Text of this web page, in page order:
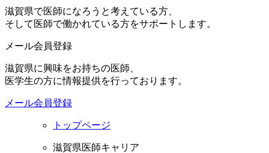
滋賀県で医師になろうと考えている方、
そして医師で働かれている方をサポートします。
メール会員登録
滋賀県に興味をお持ちの医師、
医学生の方に情報提供を行っております。
メール会員登録
トップページ
滋賀県医師キャリア